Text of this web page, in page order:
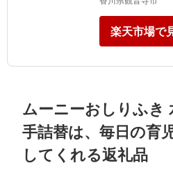
楽天市場で
ムーニーおしりふき
手詰替は、毎日の育
してくれる返礼品